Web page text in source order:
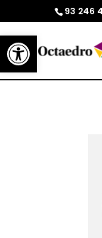
Abrir barra de
93 246